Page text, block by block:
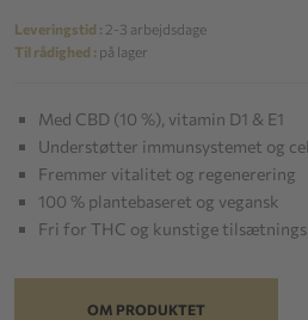
Leveringstid : 2-3 arbejdsdage
Til rådighed : på lager
Med CBD (10 %), vitamin D1 & E1
Understøtter immunsystemet og
Fremmer vitalitet og regenerering
100 % plantebaseret og vegansk
Fri for THC og kunstige
OM PRODUKTET